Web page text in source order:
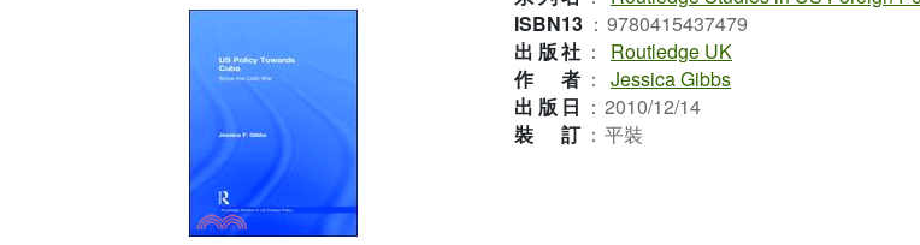
ISBN13 ： 9780415437479
出版社 ：
Routledge UK
作者 ： Jessica Gibbs
出版日 ： 2010/12/14
裝訂 ： 平裝